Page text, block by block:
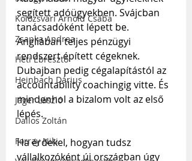
Kolozsvári Arnold Csaba
Zsapka Andrea
Heti Ébresztő
Heinbach Dárius
Jáger László
Dallos Zoltán
Forray Niki
segített adóügyekben. Svájcban
tanácsadóként lépett be.
Angliában teljes pénzügyi
rendszert épített cégeknek.
Dubajban pedig cégalapítástól az
accountability coachingig vitte. És
mindenhol a bizalom volt az első
lépés.
Ha érdekel, hogyan tudsz
vállalkozóként új országban úgy